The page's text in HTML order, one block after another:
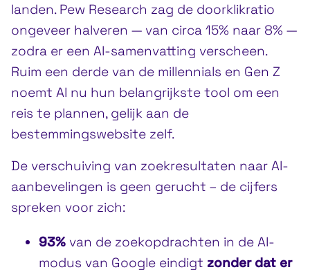
landen. Pew Research zag de doorklikratio
ongeveer halveren — van circa 15% naar 8% —
zodra er een AI-samenvatting verscheen.
Ruim een derde van de millennials en Gen Z
noemt AI nu hun belangrijkste tool om een
reis te plannen, gelijk aan de
bestemmingswebsite zelf.
De verschuiving van zoekresultaten naar AI-
aanbevelingen is geen gerucht – de cijfers
spreken voor zich:
93% van de zoekopdrachten in de AI-
modus van Google eindigt zonder dat er